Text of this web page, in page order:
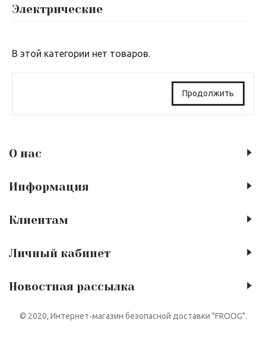
Электрические
В этой категории нет товаров.
Продолжить
О нас
Информация
Клиентам
Личный кабинет
Новостная рассылка
© 2020, Интернет-магазин безопасной доставки "FROOG".